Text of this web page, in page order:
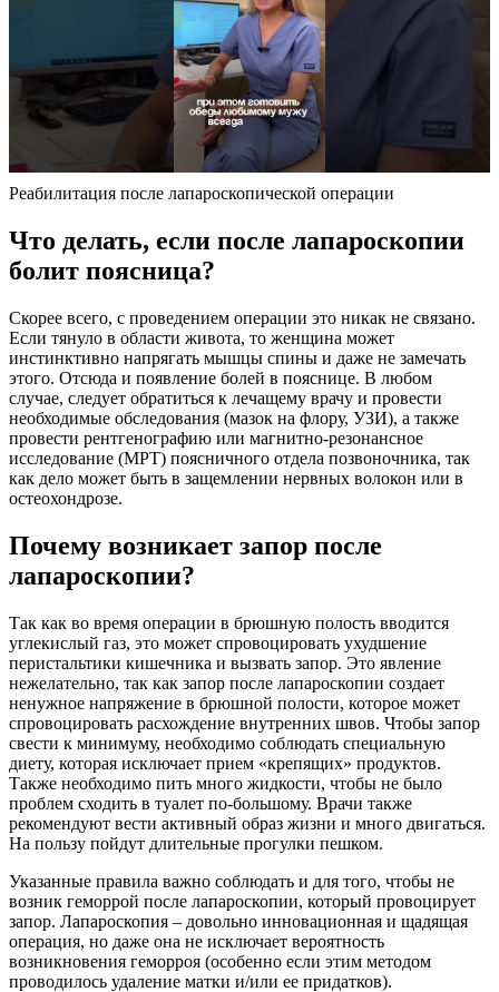
Реабилитация после лапароскопической операции
Что делать, если после лапароскопии
болит поясница?
Скорее всего, с проведением операции это никак не связано.
Если тянуло в области живота, то женщина может
инстинктивно напрягать мышцы спины и даже не замечать
этого. Отсюда и появление болей в пояснице. В любом
случае, следует обратиться к лечащему врачу и провести
необходимые обследования (мазок на флору, УЗИ), а также
провести рентгенографию или магнитно-резонансное
исследование (МРТ) поясничного отдела позвоночника, так
как дело может быть в защемлении нервных волокон или в
остеохондрозе.
Почему возникает запор после
лапароскопии?
Так как во время операции в брюшную полость вводится
углекислый газ, это может спровоцировать ухудшение
перистальтики кишечника и вызвать запор. Это явление
нежелательно, так как запор после лапароскопии создает
ненужное напряжение в брюшной полости, которое может
спровоцировать расхождение внутренних швов. Чтобы запор
свести к минимуму, необходимо соблюдать специальную
диету, которая исключает прием «крепящих» продуктов.
Также необходимо пить много жидкости, чтобы не было
проблем сходить в туалет по-большому. Врачи также
рекомендуют вести активный образ жизни и много двигаться.
На пользу пойдут длительные прогулки пешком.
Указанные правила важно соблюдать и для того, чтобы не
возник геморрой после лапароскопии, который провоцирует
запор. Лапароскопия – довольно инновационная и щадящая
операция, но даже она не исключает вероятность
возникновения геморроя (особенно если этим методом
проводилось удаление матки и/или ее придатков).